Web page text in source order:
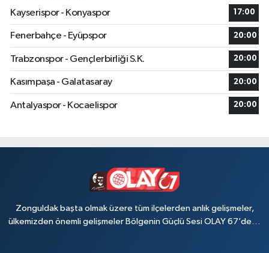
Kayserispor - Konyaspor
17:00
Fenerbahçe - Eyüpspor 20:00
Trabzonspor - Gençlerbirliği S.K. 20:00
Kasımpaşa - Galatasaray 20:00
Antalyaspor - Kocaelispor 20:00
Zonguldak başta olmak üzere tüm ilçelerden anlık gelişmeler,
ülkemizden önemli gelişmeler Bölgenin Güçlü Sesi OLAY 67’de…